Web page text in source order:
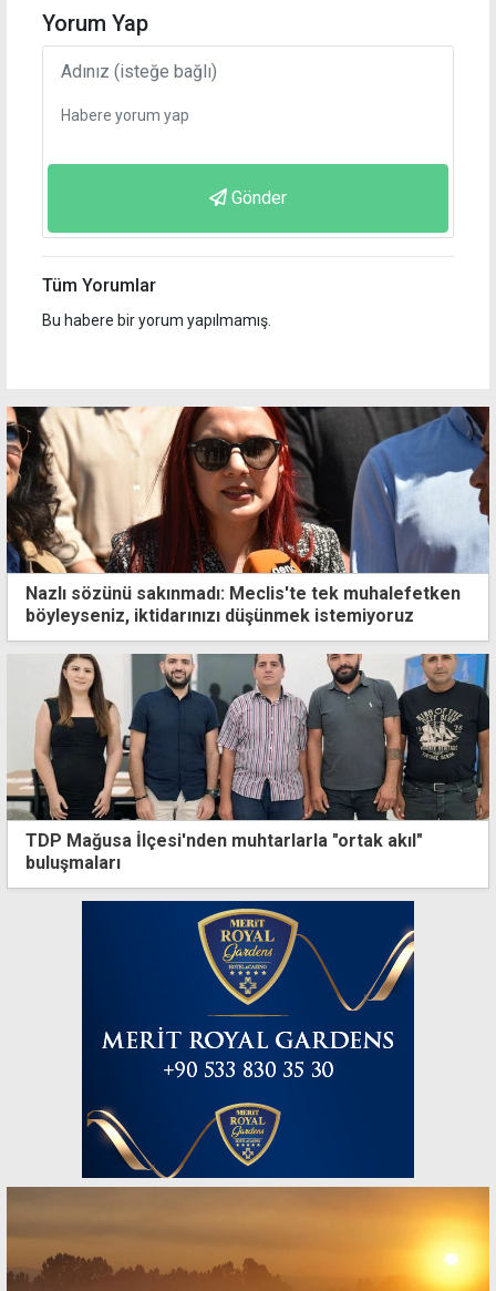
Yorum Yap
Gönder
Tüm Yorumlar
Bu habere bir yorum yapılmamış.
Nazlı sözünü sakınmadı: Meclis'te tek muhalefetken
böyleyseniz, iktidarınızı düşünmek istemiyoruz
TDP Mağusa İlçesi'nden muhtarlarla "ortak akıl"
buluşmaları